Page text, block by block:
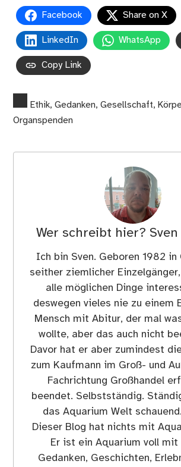
Facebook Share on X
LinkedIn WhatsApp
Copy Link
Ethik,Gedanken,Gesellschaft,
Organspenden
Wer schreibt hier?
Ich bin Sven. Geboren 1982 in
seither ziemlicher
alle möglichen Dinge
deswegen vieles nie zu einem
Mensch mit Abitur, der mal
wollte, aber das auch nicht
Davor hat er aber zumindest
zum Kaufmann im Groß- und
Fachrichtung Großhandel
beendet. Selbstständig.
das Aquarium Welt
Dieser Blog hat nichts mit
Er ist ein Aquarium voll mit
Gedanken, Geschichten,